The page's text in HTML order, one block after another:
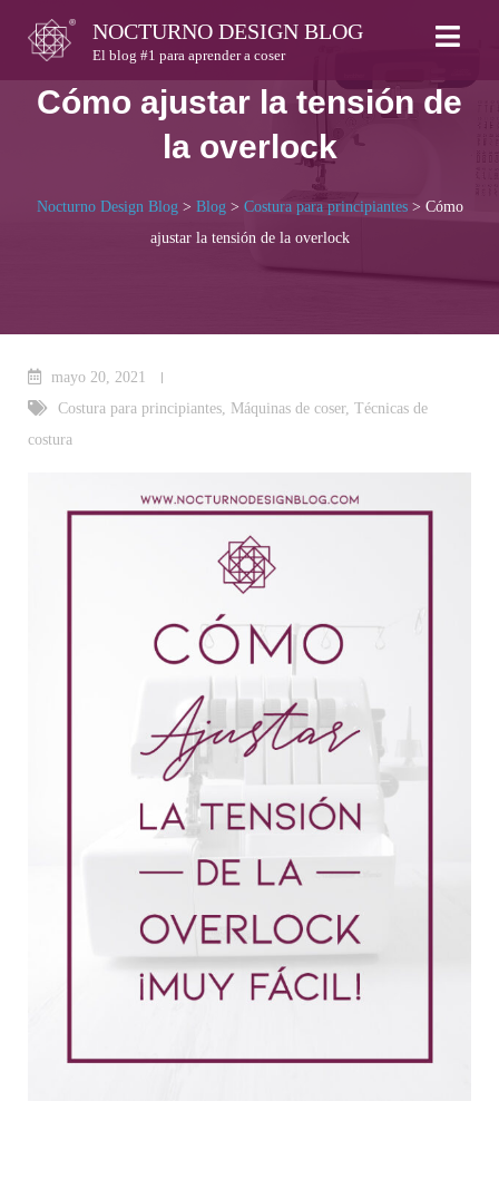
content
NOCTURNO DESIGN BLOG
El blog #1 para aprender a coser
Cómo ajustar la tensión de
la overlock
Nocturno Design Blog> Blog> Costura para principiantes> Cómo
ajustar la tensión de la overlock
mayo 20, 2021
Costura para principiantes, Máquinas de coser, Técnicas de
costura